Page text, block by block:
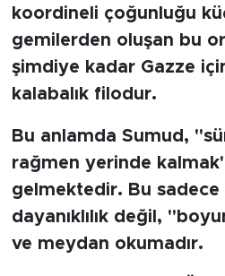
koordineli çoğunluğu
gemilerden oluşan bu
şimdiye kadar Gazze
kalabalık filodur.
Bu anlamda Sumud,
rağmen yerinde
gelmektedir. Bu
dayanıklılık değil,
ve meydan okumadır.